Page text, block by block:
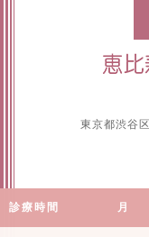
東京都渋谷
診療時間 月